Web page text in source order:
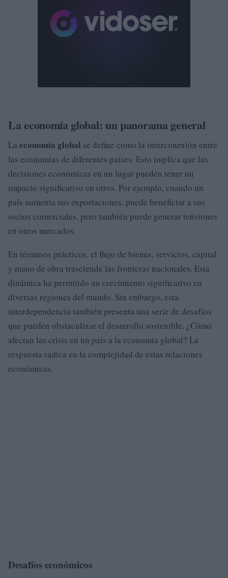
La economía global: un panorama general
La economía global se define como la interconexión entre
las economías de diferentes países. Esto implica que las
decisiones económicas en un lugar pueden tener un
impacto significativo en otros. Por ejemplo, cuando un
país aumenta sus exportaciones, puede beneficiar a sus
socios comerciales, pero también puede generar tensiones
en otros mercados.
En términos prácticos, el flujo de bienes, servicios, capital
y mano de obra trasciende las fronteras nacionales. Esta
dinámica ha permitido un crecimiento significativo en
diversas regiones del mundo. Sin embargo, esta
interdependencia también presenta una serie de desafíos
que pueden obstaculizar el desarrollo sostenible. ¿Cómo
afectan las crisis en un país a la economía global? La
respuesta radica en la complejidad de estas relaciones
económicas.
Desafíos económicos